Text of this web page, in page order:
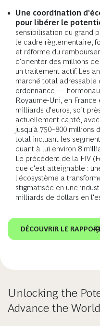
Une coordination
pour libérer le
sensibilisation du grand
le cadre règlementaire,
et réforme du
d'orienter des millions
un traitement actif. Les
marché total adressable
ordonnance —
Royaume-Uni, en
milliards d'euros, soit
actuellement capté,
jusqu'à 750–800 millions
total incluant les
quant à lui environ 8
Le précédent de la FIV
que c'est atteignable :
l'écosystème a
stigmatisée en une
milliards de dollars en
DÉCOUVRIR LE
Unlocking the
Advance the World